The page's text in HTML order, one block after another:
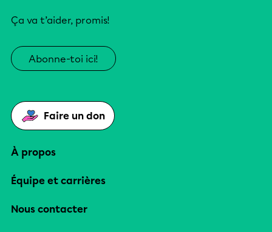
Ça va t’aider, promis!
Abonne-toi ici!
Faire un don
À propos
Équipe et carrières
Nous contacter